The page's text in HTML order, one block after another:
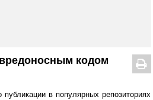
кодом
в популярных репозиториях